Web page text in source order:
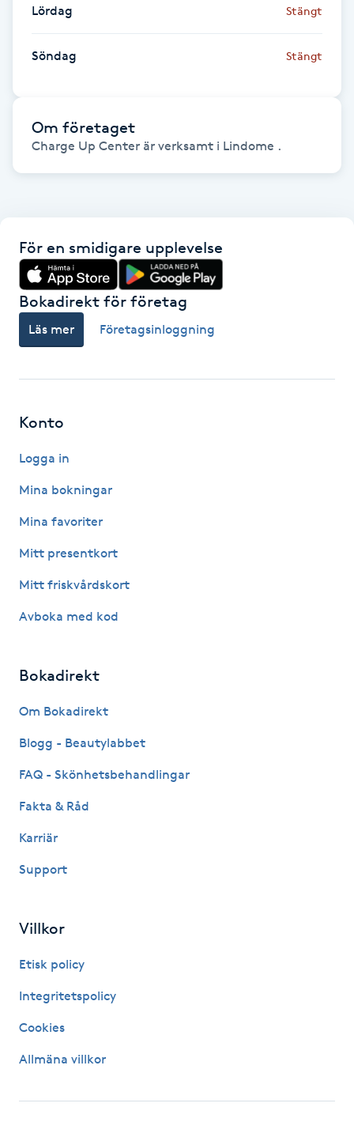
Hot Stone Massage
Hudföryngring
Hudvård
Hyaluronsyra
Hyperhidros
Hypnos
Hårborttagning
Hårbottenbehandling
Hårvård
Idrottsmassage
IPL
IR-massage
K
K18
Kemisk peeling
Keratinbehandling
Lördag Stängt
Söndag Stängt
Om företaget
Charge Up Center är verksamt i Lindome .
För en smidigare upplevelse
Bokadirekt för företag
Läs mer Företagsinloggning
Konto
Logga in
Mina bokningar
Mina favoriter
Mitt presentkort
Mitt friskvårdskort
Avboka med kod
Bokadirekt
Om Bokadirekt
Blogg - Beautylabbet
FAQ - Skönhetsbehandlingar
Fakta & Råd
Karriär
Support
Villkor
Etisk policy
Integritetspolicy
Cookies
Allmäna villkor